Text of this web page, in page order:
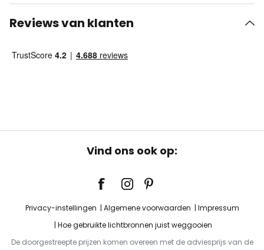
Reviews van klanten
Vind ons ook op:
Privacy-instellingen Algemene voorwaarden
Impressum
Hoe gebruikte lichtbronnen juist weggooien
De doorgestreepte prijzen komen overeen met de adviesprijs van de